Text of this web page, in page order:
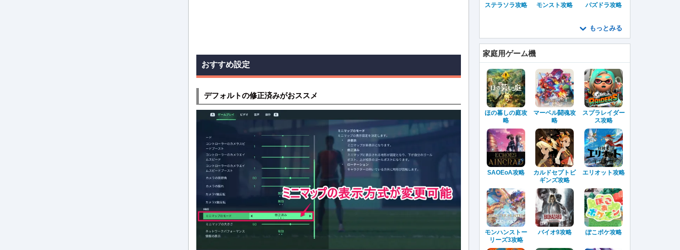
おすすめ設定
デフォルトの修正済みがおススメ
ステラソラ攻略 モンスト攻略 パズドラ攻略
もっとみる
家庭用ゲーム機
ほの暮しの庭攻
略
マーベル闘魂攻
略
スプラレイダー
ス攻略
SAOEoA攻略
カルドセプトビ
ギンズ攻略
エリオット攻略
モンハンストー
リーズ3攻略
バイオ9攻略 ぽこポケ攻略